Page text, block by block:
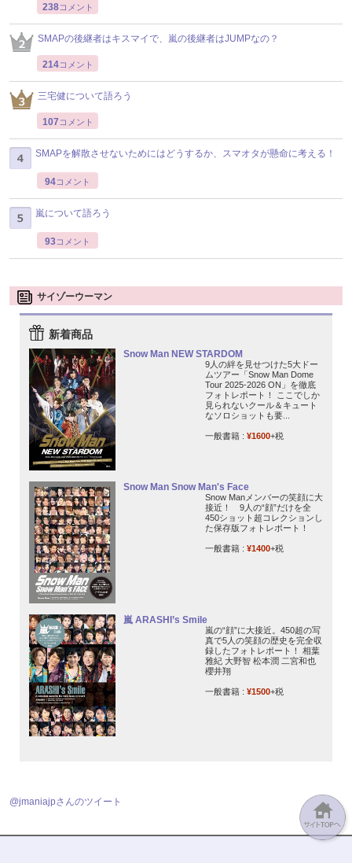
238コメント
SMAPの後継者はキスマイで、嵐の後継者はJUMPなの？
214コメント
三宅健について語ろう
107 コメント
SMAPを解散させないためにはどうするか、スマオタが懸命に考える！
94コメント
嵐について語ろう
93コメント
サイゾーウーマン
新着商品
Snow Man NEW STARDOM
9人の絆を見せつけた5大ドー
ムツアー「Snow Man Dome
Tour 2025-2026 ON」を徹底
フォトレポート！ ここでしか
見られないクール＆キュート
なソロショットも要...
一般書籍 : ¥1600+税
Snow Man Snow Man's Face
Snow Manメンバーの笑顔に大
接近！ 9人の“顔”だけを全
450ショット超コレクションし
た保存版フォトレポート！
一般書籍 : ¥1400+税
嵐 ARASHI’s Smile
嵐の“顔”に大接近。450超の写
真で5人の笑顔の歴史を完全収
録したフォトレポート！ 相葉
雅紀 大野智 松本潤 二宮和也
櫻井翔
一般書籍 : ¥1500+税
@jmaniajpさんのツイート